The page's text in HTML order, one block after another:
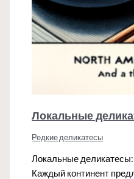
Локальные
Редкие деликатесы
Локальные деликатесы:
Каждый континент